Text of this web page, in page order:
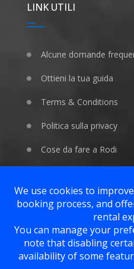
LINK UTILI
Alcune domande
Ottieni la tua guida
Terms & Conditions
Politica sulla privacy
Cose da fare a Rodi
Pfotenretter Rhodos
PAW HEROES e.V